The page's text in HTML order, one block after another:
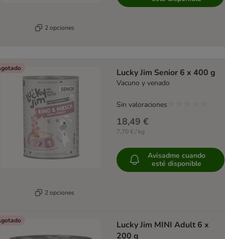
2 opciones
2 opciones
Lucky Jim Senior 6 x 400 g
Vacuno y venado
18,49 €
7,70 € / kg
Sin valoraciones
Avisadme cuando
esté disponible
Lucky Jim MINI Adult 6 x
200 g